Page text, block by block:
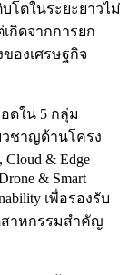
โตในระยะยาวไม่
กิดจากการยก
องเศรษฐกิจ
ดใน 5 กลุ่ม
วชาญด้านโครง
& Edge
& Smart
เพื่อรองรับ
สาหกรรมสำคัญ